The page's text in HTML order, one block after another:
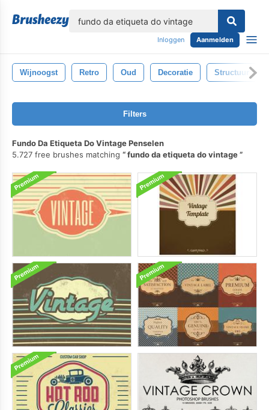
Inloggen Aanmelden
Wijnoogst Retro Oud Decoratie Structuur
Filters
Fundo Da Etiqueta Do Vintage Penselen
5.727 free brushes matching
fundo da etiqueta do vintage